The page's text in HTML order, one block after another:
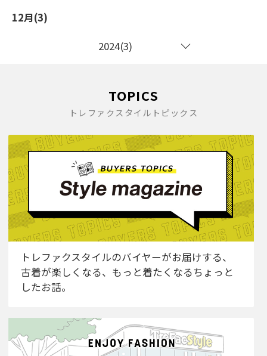
12月(3)
2024(3)
TOPICS
トレファクスタイルトピックス
トレファクスタイルのバイヤーがお届けする、
古着が楽しくなる、もっと着たくなるちょっと
したお話。